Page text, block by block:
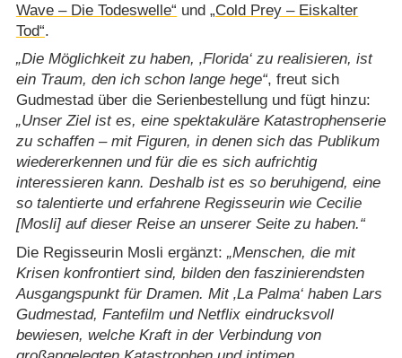
Wave – Die Todeswelle“ und „Cold Prey – Eiskalter
Tod“.
Die Möglichkeit zu haben, ‚Florida‘ zu realisieren, ist
ein Traum, den ich schon lange hege , freut sich
Gudmestad über die Serienbestellung und fügt hinzu:
Unser Ziel ist es, eine spektakuläre Katastrophenserie
zu schaffen – mit Figuren, in denen sich das Publikum
wiedererkennen und für die es sich aufrichtig
interessieren kann. Deshalb ist es so beruhigend, eine
so talentierte und erfahrene Regisseurin wie Cecilie
[Mosli] auf dieser Reise an unserer Seite zu haben.
Die Regisseurin Mosli ergänzt:
Menschen, die mit
Krisen konfrontiert sind, bilden den faszinierendsten
Ausgangspunkt für Dramen. Mit ‚La Palma‘ haben Lars
Gudmestad, Fantefilm und Netflix eindrucksvoll
bewiesen, welche Kraft in der Verbindung von